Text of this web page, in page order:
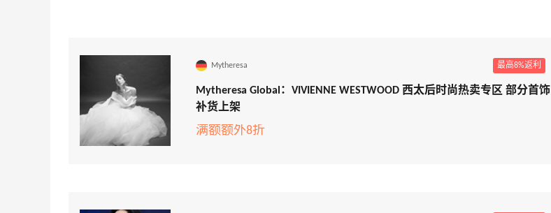
Mytheresa 最高8%返利
Mytheresa Global：VIVIENNE WESTWOOD 西太后时尚热卖专区 部分首饰
补货上架
满额额外8折